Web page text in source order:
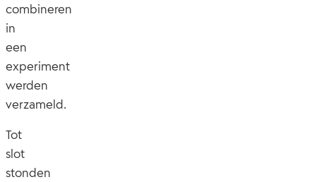
combineren
in
een
experiment
werden
verzameld.
Tot
slot
stonden